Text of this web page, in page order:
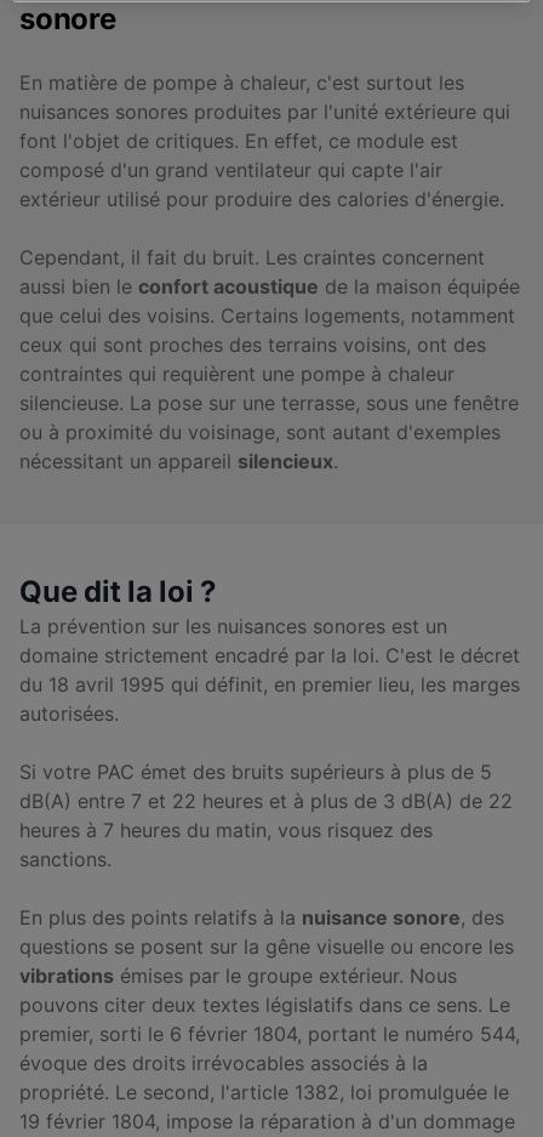
sonore
En matière de pompe à chaleur, c'est surtout les
nuisances sonores produites par l'unité extérieure qui
font l'objet de critiques. En effet, ce module est
composé d'un grand ventilateur qui capte l'air
extérieur utilisé pour produire des calories d'énergie.
Cependant, il fait du bruit. Les craintes concernent
aussi bien le confort acoustique de la maison équipée
que celui des voisins. Certains logements, notamment
ceux qui sont proches des terrains voisins, ont des
contraintes qui requièrent une pompe à chaleur
silencieuse. La pose sur une terrasse, sous une fenêtre
ou à proximité du voisinage, sont autant d'exemples
nécessitant un appareil silencieux.
Que dit la loi ?
La prévention sur les nuisances sonores est un
domaine strictement encadré par la loi. C'est le décret
du 18 avril 1995 qui définit, en premier lieu, les marges
autorisées.
Si votre PAC émet des bruits supérieurs à plus de 5
dB(A) entre 7 et 22 heures et à plus de 3 dB(A) de 22
heures à 7 heures du matin, vous risquez des
sanctions.
En plus des points relatifs à la nuisance sonore, des
questions se posent sur la gêne visuelle ou encore les
vibrations émises par le groupe extérieur. Nous
pouvons citer deux textes législatifs dans ce sens. Le
premier, sorti le 6 février 1804, portant le numéro 544,
évoque des droits irrévocables associés à la
propriété. Le second, l'article 1382, loi promulguée le
19 février 1804, impose la réparation à d'un dommage